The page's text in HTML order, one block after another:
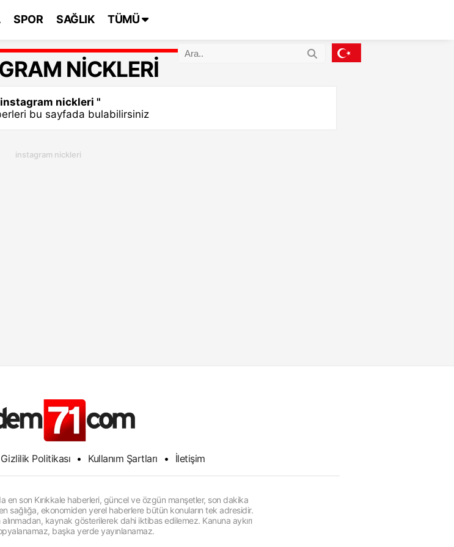
SPOR SAĞLIK TÜMÜ
NICKLERI
nickleri "
bu sayfada bulabilirsiniz
instagram nickleri
Gizlilik Politikası • Kullanım Şartları • İletişim
en son Kırıkkale haberleri, güncel ve özgün manşetler, son dakika
sağlığa, ekonomiden yerel haberlere bütün konuların tek adresidir.
kaynak gösterilerek dahi iktibas edilemez. Kanuna aykırı
başka yerde yayınlanamaz.